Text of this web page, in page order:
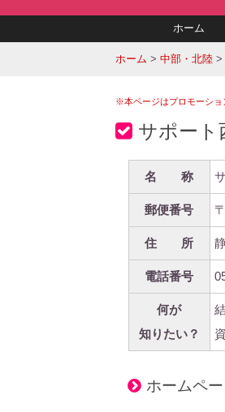
ホーム
ホーム > 中部・北陸 >
※本ページはプロモーショ
サポート
名 称
郵便番号
住 所
電話番号
何が
知りたい？
ホームペ